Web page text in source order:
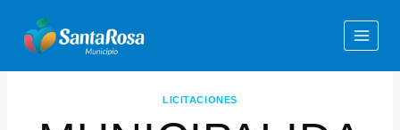
LICITACIONES